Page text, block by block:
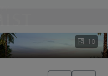
10